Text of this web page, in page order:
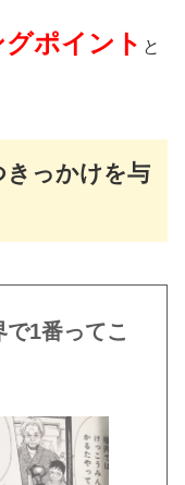
ポイント と
っかけを与
1番ってこ